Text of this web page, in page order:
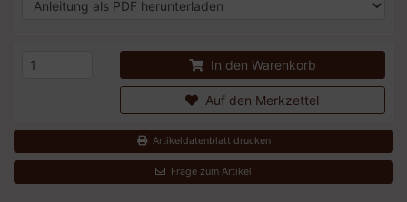
In den Warenkorb
Auf den Merkzettel
Artikeldatenblatt drucken
Frage zum Artikel